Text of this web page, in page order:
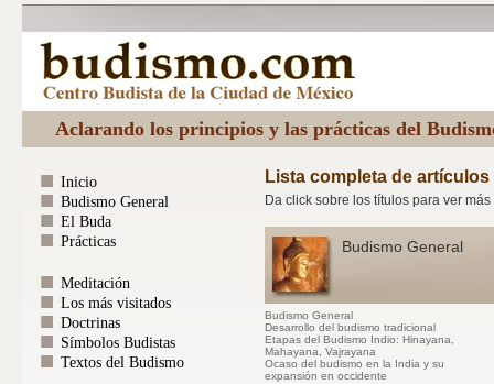
Aclarando los principios y las prácticas del
Lista completa de artículos
Da click sobre los títulos para ver más
Budismo General
Budismo General
Desarrollo del budismo tradicional
Etapas del Budismo Indio: Hinayana,
Mahayana, Vajrayana
Ocaso del budismo en la India y su
expansión en occidente
Inicio
Budismo General
El Buda
Prácticas
Meditación
Los más visitados
Doctrinas
Símbolos Budistas
Textos del Budismo